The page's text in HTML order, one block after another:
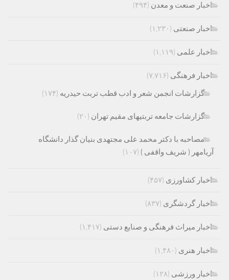
اخبار صنعت و معدن (۴۹۴)
اخبار صنعتی (۱,۲۳۰)
اخبار علمی (۱,۱۱۹)
اخبار فرهنگی (۷,۷۱۶)
گزارشات انجمن شعر و ادب قطب تربت حیدریه (۱۷۴)
گزارشات جامعه تربتیهای مقیم تهران (۲۰)
مصاحبه با دکتر محمد علی مجتهدی بنیان گذار دانشگاه
آریامهر ( شریف واقفی ) (۱۰۷)
اخبار کشاورزی (۴۵۷)
اخبار گردشگری (۸۳۷)
اخبار میراث فرهنگی و صنایع دستی (۱,۴۱۷)
اخبار هنری (۱,۴۸۰)
اخبار ورزشی (۱۲۸)